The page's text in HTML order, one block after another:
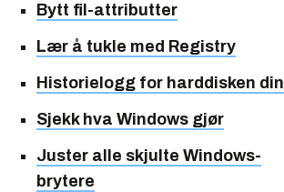
Bytt fil-attributter
Lær å tukle med Registry
Historielogg for harddisken din
Sjekk hva Windows gjør
Juster alle skjulte Windows-
brytere